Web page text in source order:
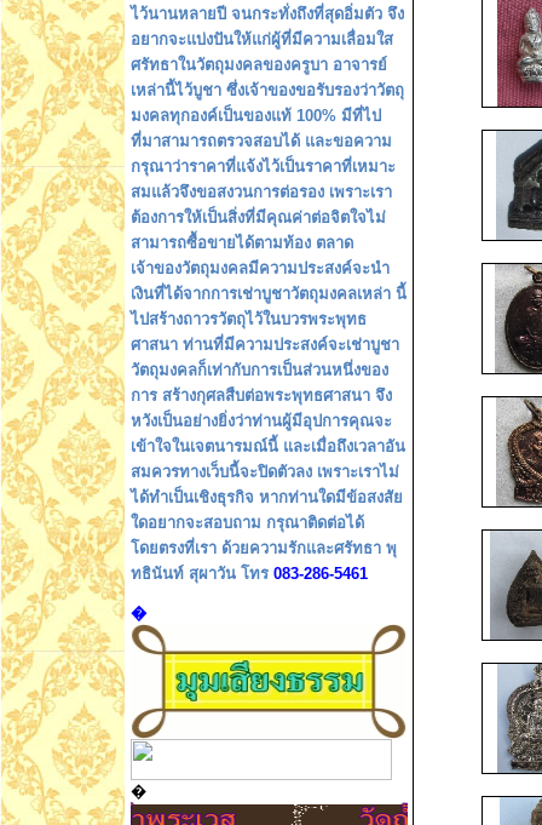
ไว้นานหลายปี จนกระทั่งถึงที่สุดอิ่มตัว จึง
อยากจะแบ่งปันให้แก่ผู้ที่มีความเลื่อมใส
ศรัทธาในวัตถุมงคลของครูบา อาจารย์
เหล่านี้ไว้บูชา ซึ่งเจ้าของขอรับรองว่าวัตถุ
มงคลทุกองค์เป็นของแท้ 100% มีที่ไป
ที่มาสามารถตรวจสอบได้ และขอความ
กรุณาว่าราคาที่แจ้งไว้เป็นราคาที่เหมาะ
สมแล้วจึงขอสงวนการต่อรอง เพราะเรา
ต้องการให้เป็นสิ่งที่มีคุณค่าต่อจิตใจไม่
สามารถซื้อขายได้ตามท้อง ตลาด
เจ้าของวัตถุมงคลมีความประสงค์จะนำ
เงินที่ได้จากการเช่าบูชาวัตถุมงคลเหล่า นี้
ไปสร้างถาวรวัตถุไว้ในบวรพระพุทธ
ศาสนา ท่านที่มีความประสงค์จะเช่าบูชา
วัตถุมงคลก็เท่ากับการเป็นส่วนหนึ่งของ
การ สร้างกุศลสืบต่อพระพุทธศาสนา จึง
หวังเป็นอย่างยิ่งว่าท่านผู้มีอุปการคุณจะ
เข้าใจในเจตนารมณ์นี้ และเมื่อถึงเวลาอัน
สมควรทางเว็บนี้จะปิดตัวลง เพราะเราไม่
ได้ทำเป็นเชิงธุรกิจ หากท่านใดมีข้อสงสัย
ใดอยากจะสอบถาม กรุณาติดต่อได้
โดยตรงที่เรา ด้วยความรักและศรัทธา พุ
ทธินันท์ สุผาวัน โทร083-286-5461
�
�